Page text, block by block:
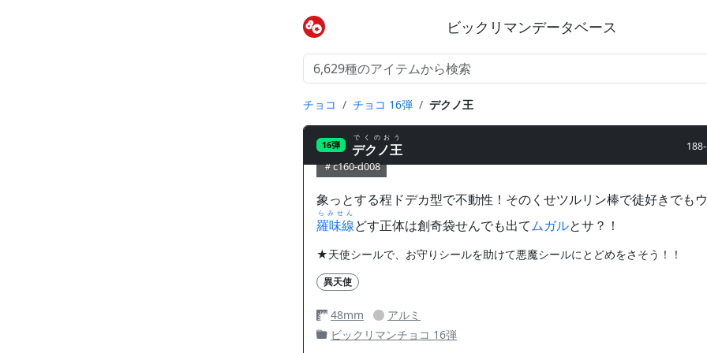
ビックリマンデータベース
チョコ チョコ 16弾 デクノ王
16弾 デクノ王
でくのおう
c160-d008
象っとする程ドデカ型で不動性！そのくせツルリン棒で徒好きでもウ
羅味線
らみせん
どす正体は創奇袋せんでも出てムガルとサ？！
★天使シールで、お守りシールを助けて悪魔シールにとどめをさそう！！
異天使
48mm
アルミ
ビックリマンチョコ 16弾